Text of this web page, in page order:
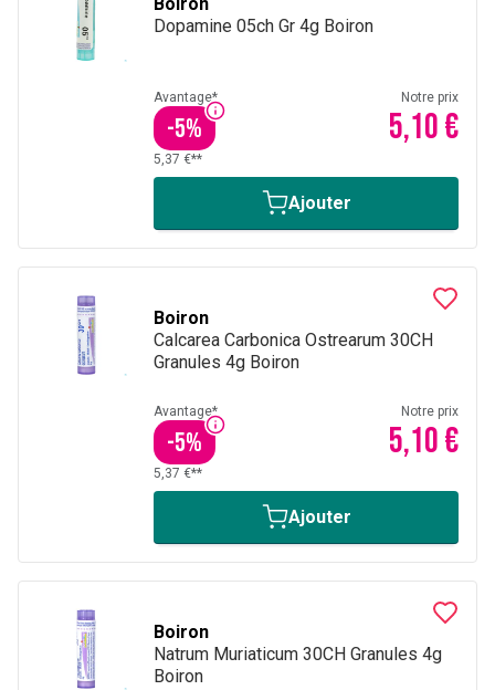
Dopamine 05ch Gr 4g Boiron
Avantage*
-5%
Notre prix
5,10 €
5,37 €**
Ajouter
Boiron
Calcarea Carbonica Ostrearum 30CH
Granules 4g Boiron
Avantage*
-5%
Notre prix
5,10 €
5,37 €**
Ajouter
Boiron
Natrum Muriaticum 30CH Granules 4g
Boiron